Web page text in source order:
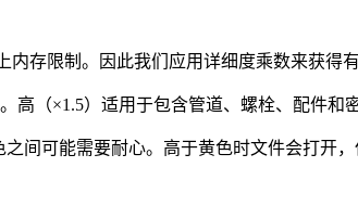
存限制。因此我们应用详细度乘数来获得有
（×1.5）适用于包含管道、螺栓、配件和
间可能需要耐心。高于黄色时文件会打开